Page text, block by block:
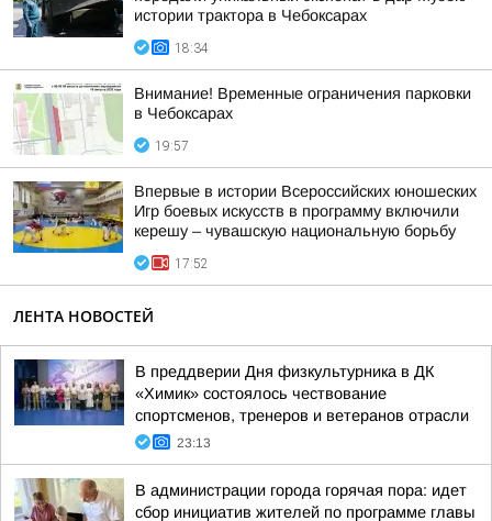
истории трактора в Чебоксарах
18:34
Внимание! Временные ограничения парковки
в Чебоксарах
19:57
Впервые в истории Всероссийских юношеских
Игр боевых искусств в программу включили
керешу – чувашскую национальную борьбу
17:52
ЛЕНТА НОВОСТЕЙ
В преддверии Дня физкультурника в ДК
«Химик» состоялось чествование
спортсменов, тренеров и ветеранов отрасли
23:13
В администрации города горячая пора: идет
сбор инициатив жителей по программе главы